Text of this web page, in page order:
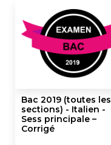
Bac 2019 (toutes les
sections) - Italien -
Sess principale –
Corrigé